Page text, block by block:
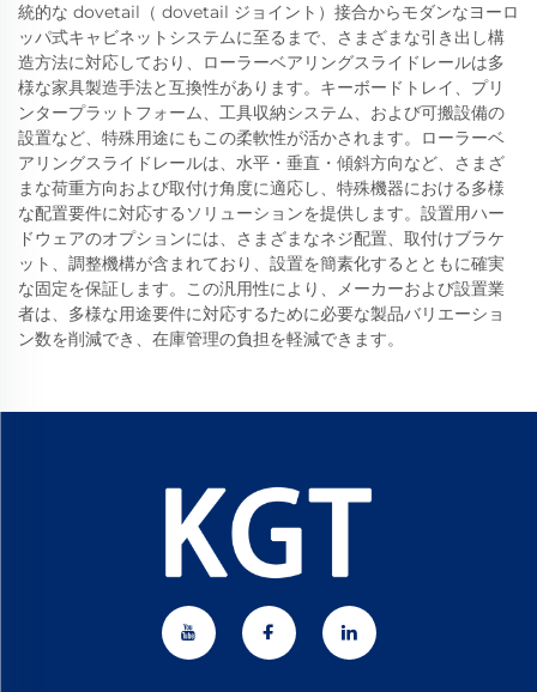
統的な dovetail（ dovetail ジョイント）接合からモダンなヨーロ
ッパ式キャビネットシステムに至るまで、さまざまな引き出し構
造方法に対応しており、ローラーベアリングスライドレールは多
様な家具製造手法と互換性があります。キーボードトレイ、プリ
ンタープラットフォーム、工具収納システム、および可搬設備の
設置など、特殊用途にもこの柔軟性が活かされます。ローラーベ
アリングスライドレールは、水平・垂直・傾斜方向など、さまざ
まな荷重方向および取付け角度に適応し、特殊機器における多様
な配置要件に対応するソリューションを提供します。設置用ハー
ドウェアのオプションには、さまざまなネジ配置、取付けブラケ
ット、調整機構が含まれており、設置を簡素化するとともに確実
な固定を保証します。この汎用性により、メーカーおよび設置業
者は、多様な用途要件に対応するために必要な製品バリエーショ
ン数を削減でき、在庫管理の負担を軽減できます。